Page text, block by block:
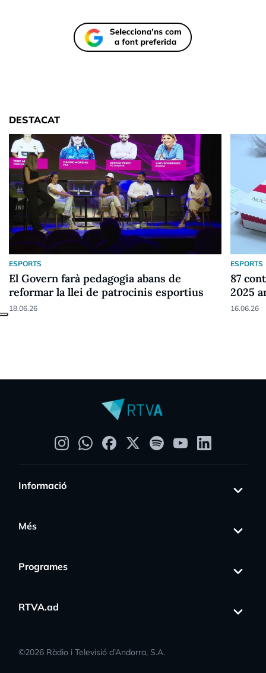
DESTACAT
ESPORTS
El Govern farà pedagogia abans de
reformar la llei de patrocinis esportius
18.06.26
ESPORTS
87
2025
16.06.26
Informació
Més
Programes
RTVA.ad
©2026 Ràdio i Televisió d’Andorra, S.A.